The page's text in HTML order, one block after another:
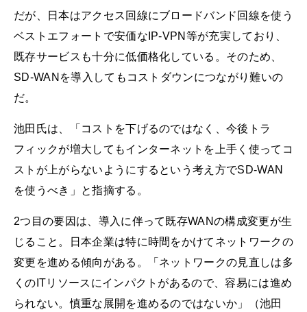
だが、日本はアクセス回線にブロードバンド回線を使う
ベストエフォートで安価なIP-VPN等が充実しており、
既存サービスも十分に低価格化している。そのため、
SD-WANを導入してもコストダウンにつながり難いの
だ。
池田氏は、「コストを下げるのではなく、今後トラ
フィックが増大してもインターネットを上手く使ってコ
ストが上がらないようにするという考え方でSD-WAN
を使うべき」と指摘する。
2つ目の要因は、導入に伴って既存WANの構成変更が生
じること。日本企業は特に時間をかけてネットワークの
変更を進める傾向がある。「ネットワークの見直しは多
くのITリソースにインパクトがあるので、容易には進め
られない。慎重な展開を進めるのではないか」（池田